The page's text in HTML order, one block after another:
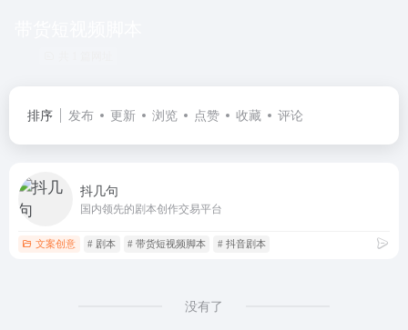
排序 发布 更新 浏览 点赞 收藏 评论
抖几句
国内领先的剧本创作交易平台
文案创意 # 剧本 # 带货短视频脚本 # 抖音剧本
没有了